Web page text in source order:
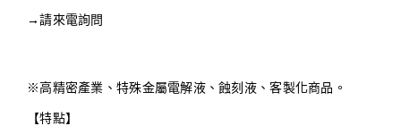
→請來電詢問
※高精密產業、特殊金屬電解液、蝕刻液、客製化商品。
【特點】